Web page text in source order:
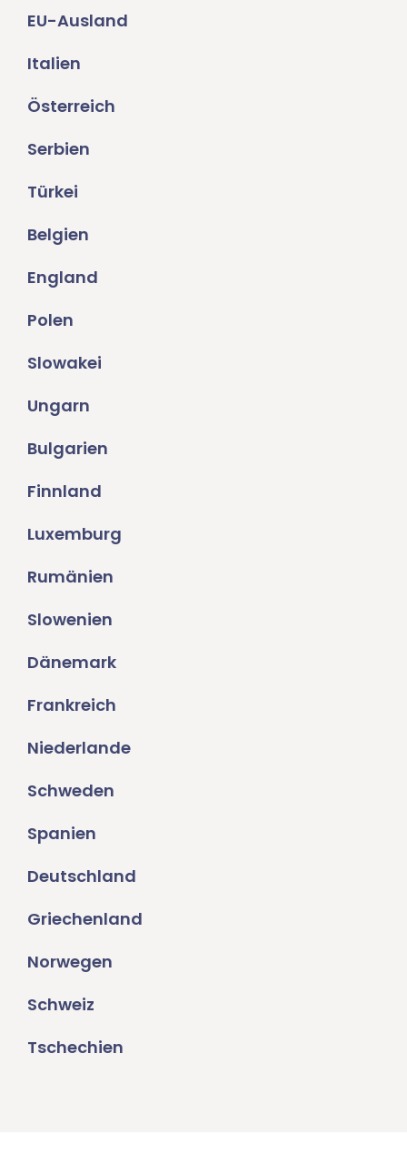
EU-Ausland
Italien
Österreich
Serbien
Türkei
Belgien
England
Polen
Slowakei
Ungarn
Bulgarien
Finnland
Luxemburg
Rumänien
Slowenien
Dänemark
Frankreich
Niederlande
Schweden
Spanien
Deutschland
Griechenland
Norwegen
Schweiz
Tschechien